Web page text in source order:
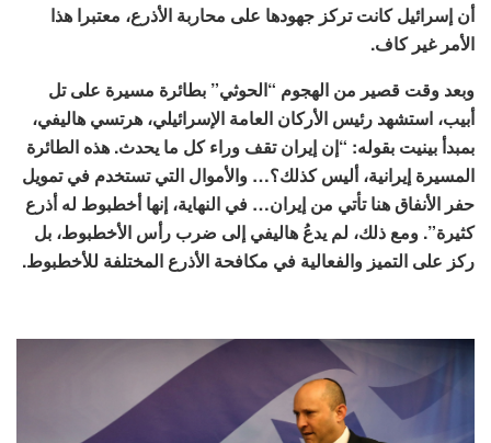
أن إسرائيل كانت تركز جهودها على محاربة الأذرع، معتبرا هذا
الأمر غير كاف.
وبعد وقت قصير من الهجوم “الحوثي” بطائرة مسيرة على تل
أبيب، استشهد رئيس الأركان العامة الإسرائيلي، هرتسي هاليفي،
بمبدأ بينيت بقوله: “إن إيران تقف وراء كل ما يحدث. هذه الطائرة
المسيرة إيرانية، أليس كذلك؟… والأموال التي تستخدم في تمويل
حفر الأنفاق هنا تأتي من إيران… في النهاية، إنها أخطبوط له أذرع
كثيرة”. ومع ذلك، لم يدعُ هاليفي إلى ضرب رأس الأخطبوط، بل
ركز على التميز والفعالية في مكافحة الأذرع المختلفة للأخطبوط.